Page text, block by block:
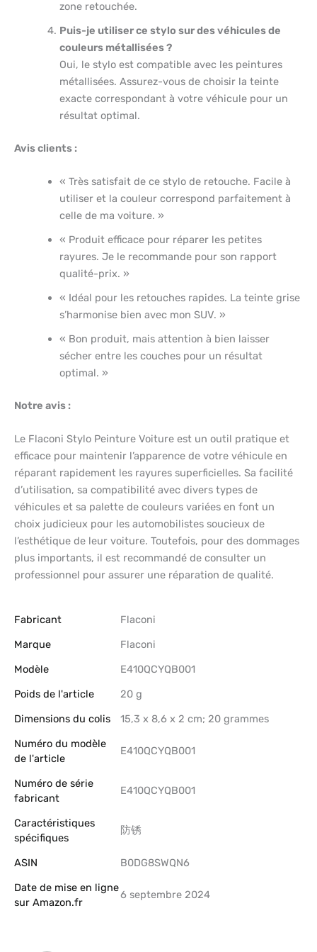
zone retouchée.
Puis-je utiliser ce stylo sur des véhicules de
couleurs métallisées ?
Oui, le stylo est compatible avec les peintures
métallisées. Assurez-vous de choisir la teinte
exacte correspondant à votre véhicule pour un
résultat optimal.
Avis clients :
« Très satisfait de ce stylo de retouche. Facile à
utiliser et la couleur correspond parfaitement à
celle de ma voiture. »
« Produit efficace pour réparer les petites
rayures. Je le recommande pour son rapport
qualité-prix. »
« Idéal pour les retouches rapides. La teinte grise
s’harmonise bien avec mon SUV. »
« Bon produit, mais attention à bien laisser
sécher entre les couches pour un résultat
optimal. »
Notre avis :
Le Flaconi Stylo Peinture Voiture est un outil pratique et
efficace pour maintenir l’apparence de votre véhicule en
réparant rapidement les rayures superficielles. Sa facilité
d’utilisation, sa compatibilité avec divers types de
véhicules et sa palette de couleurs variées en font un
choix judicieux pour les automobilistes soucieux de
l’esthétique de leur voiture. Toutefois, pour des dommages
plus importants, il est recommandé de consulter un
professionnel pour assurer une réparation de qualité.
Fabricant
‎Flaconi
Marque
‎Flaconi
Modèle
‎E410QCYQB001
Poids de l'article
‎20 g
Dimensions du colis
‎15,3 x 8,6 x 2 cm; 20 grammes
Numéro du modèle
de l'article
‎E410QCYQB001
Numéro de série
fabricant
‎E410QCYQB001
Caractéristiques
spécifiques
‎防锈
ASIN
B0DG8SWQN6
Date de mise en ligne
sur Amazon.fr
6 septembre 2024